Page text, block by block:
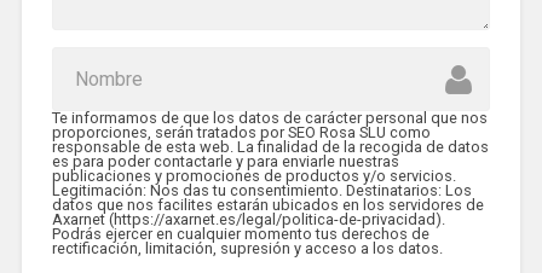
Te informamos de que los datos de carácter personal que nos
proporciones, serán tratados por SEO Rosa SLU como
responsable de esta web. La finalidad de la recogida de datos
es para poder contactarle y para enviarle nuestras
publicaciones y promociones de productos y/o servicios.
Legitimación: Nos das tu consentimiento. Destinatarios: Los
datos que nos facilites estarán ubicados en los servidores de
Axarnet (https://axarnet.es/legal/politica-de-privacidad).
Podrás ejercer en cualquier momento tus derechos de
rectificación, limitación, supresión y acceso a los datos.